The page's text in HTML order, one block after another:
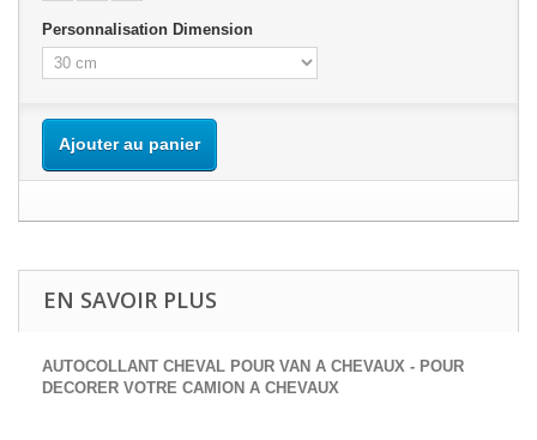
Personnalisation Dimension
Ajouter au panier
EN SAVOIR PLUS
AUTOCOLLANT CHEVAL POUR VAN A CHEVAUX - POUR
DECORER VOTRE CAMION A CHEVAUX